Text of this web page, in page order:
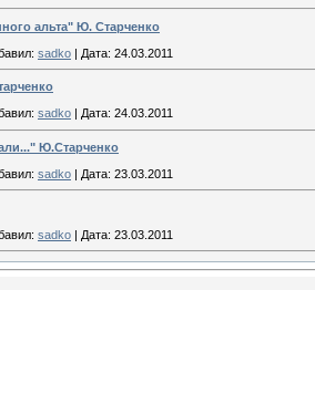
альта" Ю. Старченко
sadko | Дата: 24.03.2011
sadko Дата: 24.03.2011
Ю.Старченко
sadko | Дата: 23.03.2011
sadko | Дата: 23.03.2011